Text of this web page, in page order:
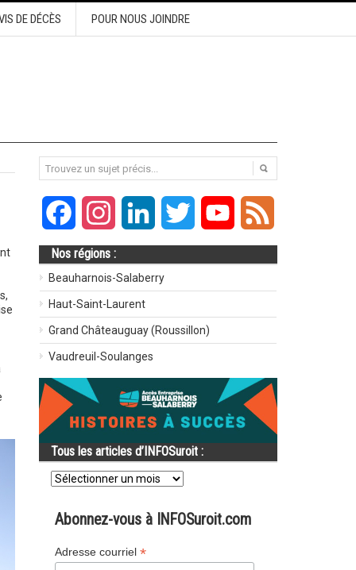
DE DÉCÈS POUR NOUS JOINDRE
FacebookInstagramLinkedIn Twitter YouTube
Nos régions :
Beauharnois-Salaberry
Haut-Saint-Laurent
Grand Châteauguay (Roussillon)
Vaudreuil-Soulanges
Tous les articles d’INFOSuroit :
Tous
les
d’INFOSuroit
Abonnez-vous à INFOSuroit.com
Adresse courriel *